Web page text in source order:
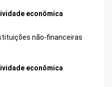
econômica
não-financeiras
econômica